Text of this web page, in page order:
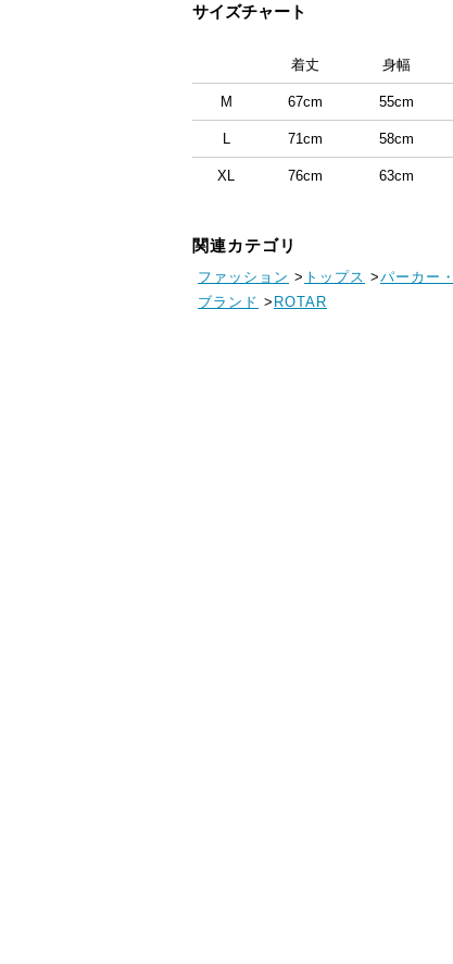
サイズチャート
着丈 身幅
M 67cm 55cm
L 71cm 58cm
XL 76cm 63cm
関連カテゴリ
ファッション > トップス >パーカー
ブランド > ROTAR